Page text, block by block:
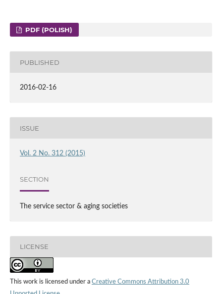
PDF (POLISH)
PUBLISHED
2016-02-16
ISSUE
Vol. 2 No. 312 (2015)
SECTION
The service sector & aging societies
LICENSE
This work is licensed under a Creative Commons Attribution 3.0